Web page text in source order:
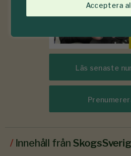
Acceptera
Läs senaste
/ Innehåll från